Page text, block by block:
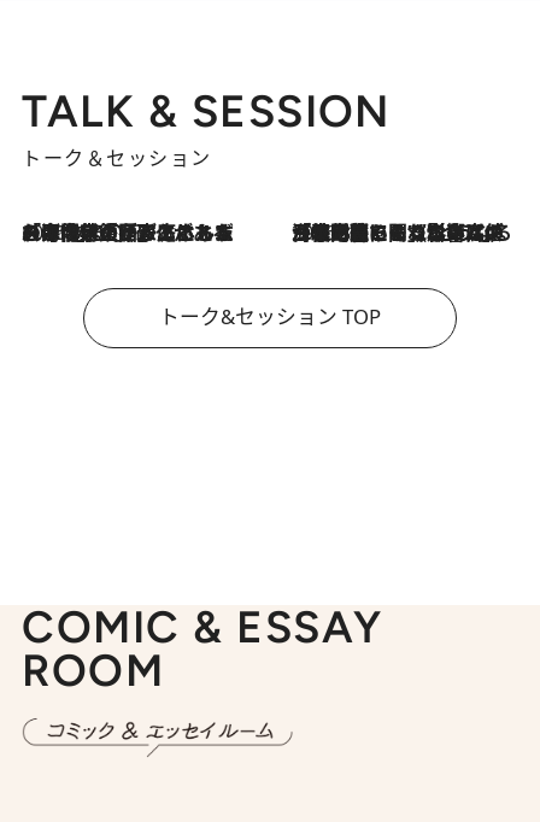
TALK & SESSION
トーク＆セッション
2026.8.3
「今後値上げがあるとすれば…」「リスクがあるのは今年の冬」エネルギー専門家が語る、ホルムズ海峡封鎖が家庭にもたらす“ある心配” 2026.8.3
「住宅建てられない…」「サーチャージ料の高値が続いている」ホルムズ海峡封鎖による影響はいつまで続く？《エネルギー専門家に聞く“どうなる日本の暮らし”》
トーク&セッション TOP
COMIC & ESSAY
ROOM